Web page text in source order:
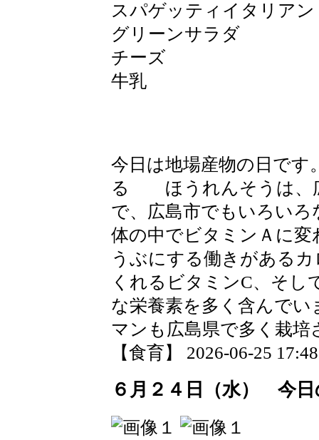
スパゲッティイタリアン
グリーンサラダ
チーズ
牛乳
今日は地場産物の日で
る ほうれんそうは、
で、広島市でもいろい
体の中でビタミンＡに
うぶにする働きがある
くれるビタミンC、そし
な栄養素を多く含んで
マンも広島県で多く栽培
【食育】 2026-06-25
６月２４日（水） 今日